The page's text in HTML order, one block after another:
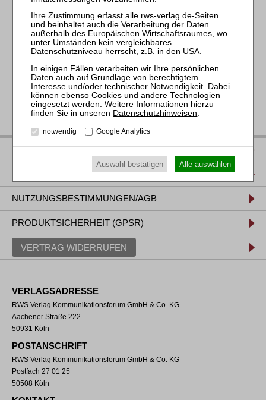
BGH, Urteil vom 25. Juni 2024 - XIII ZR 10/22
Formaldehydbonus – EEG 2009 § 27 Abs. 5
2
IMPRESSUM
NUTZUNGSBESTIMMUNGEN/AGB
PRODUKTSICHERHEIT (GPSR)
VERTRAG WIDERRUFEN
VERLAGSADRESSE
RWS Verlag Kommunikationsforum GmbH & Co. KG
Aachener Straße 222
50931 Köln
POSTANSCHRIFT
RWS Verlag Kommunikationsforum GmbH & Co. KG
Postfach 27 01 25
50508 Köln
Datenschutzhinweisen
notwendig Google Analytics
Auswahl bestätigen Alle auswählen